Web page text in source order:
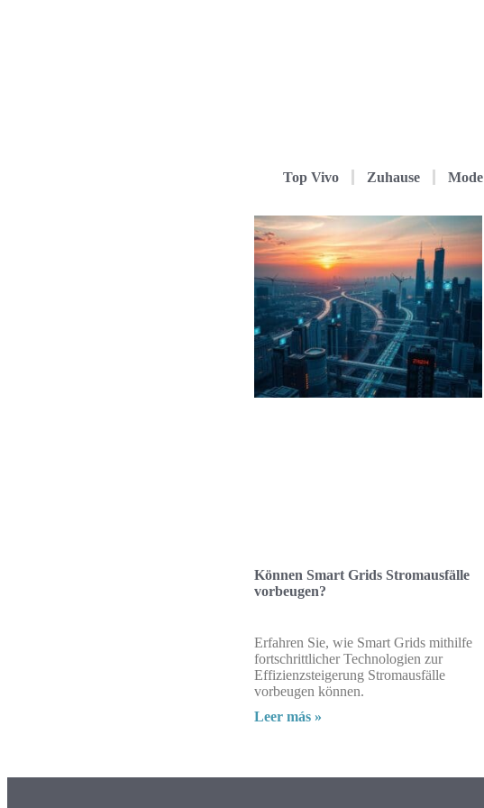
Top Vivo Zuhause Mode
Können Smart Grids Stromausfälle
vorbeugen?
Erfahren Sie, wie Smart Grids mithilfe
fortschrittlicher Technologien zur
Effizienzsteigerung Stromausfälle
vorbeugen können.
Leer más »